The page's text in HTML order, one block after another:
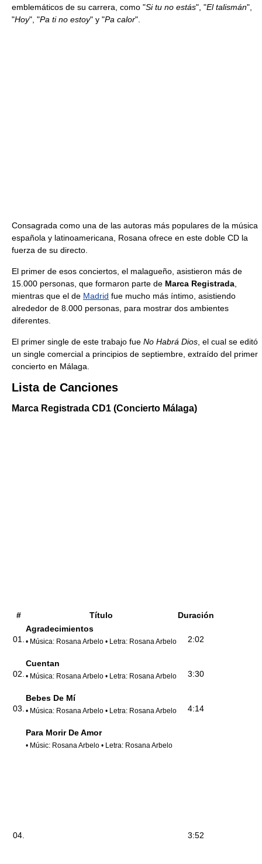
emblemáticos de su carrera, como "Si tu no estás", "El talismán",
"Hoy", "Pa ti no estoy" y "Pa calor".
Consagrada como una de las autoras más populares de la música
española y latinoamericana, Rosana ofrece en este doble CD la
fuerza de su directo.
El primer de esos conciertos, el malagueño, asistieron más de
15.000 personas, que formaron parte de Marca Registrada
mientras que el de Madrid fue mucho más íntimo, asistiendo
alrededor de 8.000 personas, para mostrar dos ambientes
diferentes.
El primer single de este trabajo fue No Habrá Dios , el cual se editó
un single comercial a principios de septiembre, extraído del primer
concierto en Málaga.
Lista de Canciones
Marca Registrada CD1 (Concierto Málaga)
# Título Duración
01.
Agradecimientos
• Música: Rosana Arbelo • Letra: Rosana Arbelo 2:02
02.
Cuentan
• Música: Rosana Arbelo • Letra: Rosana Arbelo 3:30
03.
Bebes De Mí
• Música: Rosana Arbelo • Letra: Rosana Arbelo 4:14
04.
Para Morir De Amor
• Músic: Rosana Arbelo • Letra: Rosana Arbelo
3:52